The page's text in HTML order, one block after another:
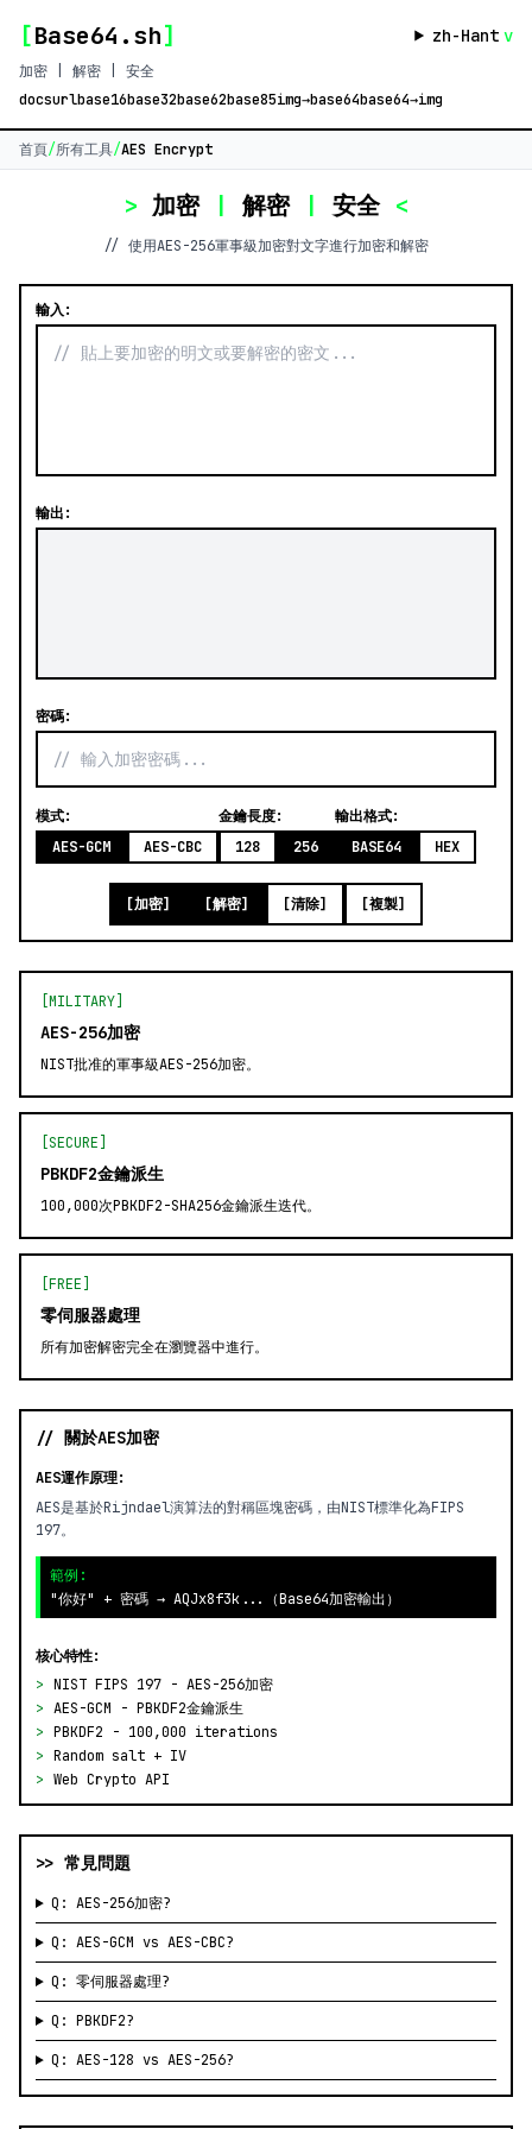
[Base64.sh] zh-Hant v
加密 | 解密 | 安全
docsurlbase16base32base62base85img→base64base64→img
首頁/所有工具/AES Encrypt
> 加密 | 解密 | 安全 <
// 使用AES-256軍事級加密對文字進行加密和解密
輸入:
輸出:
密碼:
模式:
AES-GCM
AES-CBC
金鑰長度:
128
256
輸出格式:
BASE64
HEX
[加密] [解密] [清除] [複製]
[MILITARY]
AES-256加密
NIST批准的軍事級AES-256加密。
[SECURE]
PBKDF2金鑰派生
100,000次PBKDF2-SHA256金鑰派生迭代。
[FREE]
零伺服器處理
所有加密解密完全在瀏覽器中進行。
// 關於AES加密
AES運作原理:
AES是基於Rijndael演算法的對稱區塊密碼，由NIST標準化為FIPS
197。
範例:
"你好" + 密碼 → AQJx8f3k...（Base64加密輸出）
核心特性:
> NIST FIPS 197 - AES-256加密
> AES-GCM - PBKDF2金鑰派生
> PBKDF2 - 100,000 iterations
> Random salt + IV
> Web Crypto API
>> 常見問題
Q: AES-256加密?
Q: AES-GCM vs AES-CBC?
Q: 零伺服器處理?
Q: PBKDF2?
Q: AES-128 vs AES-256?